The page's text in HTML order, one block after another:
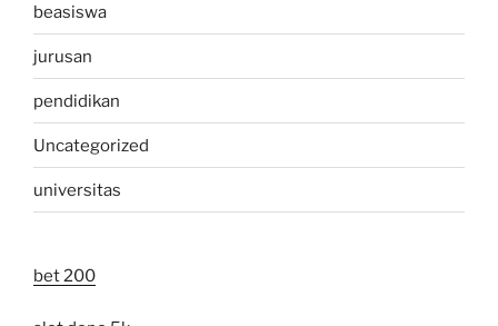
beasiswa
jurusan
pendidikan
Uncategorized
universitas
bet 200